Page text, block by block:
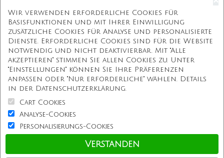
Kostenlose Geschenkbox
Kostenlose Gravur
Unbegrenzte Redesign
ÜBER UNS
Information
Kundenservice
Wir verwenden erforderliche Cookies für
Basisfunktionen und mit Ihrer Einwilligung
zusätzliche Cookies für Analyse und personalisierte
Dienste. Erforderliche Cookies sind für die Website
notwendig und nicht deaktivierbar. Mit "Alle
akzeptieren" stimmen Sie allen Cookies zu. Unter
"Einstellungen" können Sie Ihre Präferenzen
anpassen oder "Nur erforderliche" wählen. Details
in der Datenschutzerklärung.
Cart Cookies
Analyse-Cookies
Personalisierungs-Cookies
Verstanden